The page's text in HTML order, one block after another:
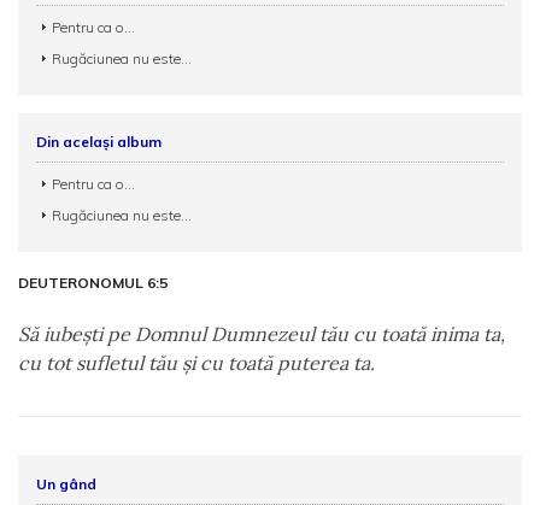
Pentru ca o...
Rugăciunea nu este...
Din același album
Pentru ca o...
Rugăciunea nu este...
DEUTERONOMUL 6:5
Să iubeşti pe Domnul Dumnezeul tău cu toată inima ta,
cu tot sufletul tău şi cu toată puterea ta.
Un gând